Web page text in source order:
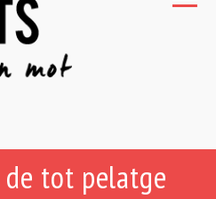
de tot pelatge